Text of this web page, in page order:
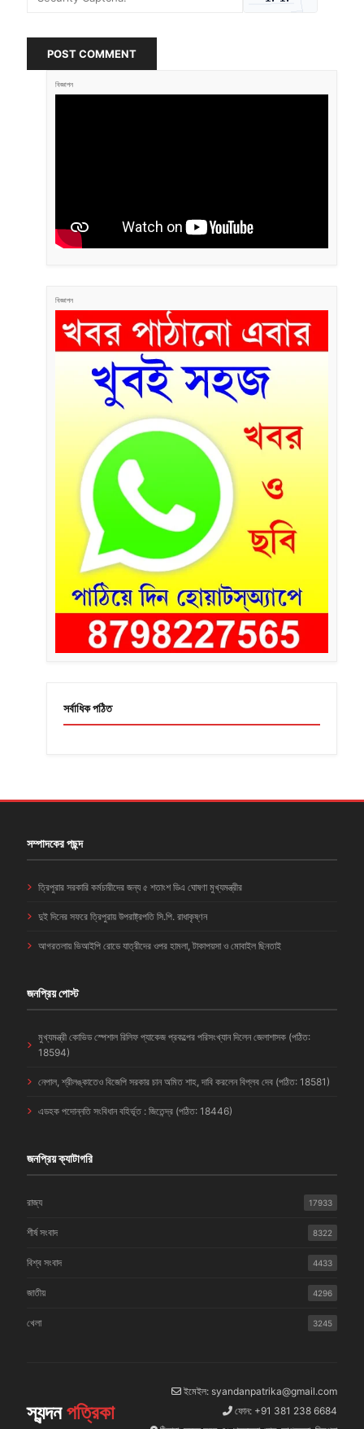
POST COMMENT
বিজ্ঞাপন
বিজ্ঞাপন
সর্বাধিক পঠিত
সম্পাদকের পছন্দ
ত্রিপুরার সরকারি কর্মচারীদের জন্য ৫ শতাংশ ডিএ ঘোষণা মুখ্যমন্ত্রীর
দুই দিনের সফরে ত্রিপুরায় উপরাষ্ট্রপতি সি.পি. রাধাকৃষ্ণন
আগরতলায় ভিআইপি রোডে যাত্রীদের ওপর হামলা, টাকাপয়সা ও মোবাইল ছিনতাই
জনপ্রিয় পোস্ট
মুখ্যমন্ত্রী কোভিড স্পেশাল রিলিফ প্যাকেজ প্রকল্পের পরিসংখ্যান দিলেন জেলাশাসক (পঠিত:
18594)
নেপাল, শ্রীলঙ্কাতেও বিজেপি সরকার চান অমিত শাহ, দাবি করলেন বিপ্লব দেব (পঠিত: 18581)
এডহক পদোন্নতি সংবিধান বহির্ভূত : জিতেন্দ্র (পঠিত: 18446)
জনপ্রিয় ক্যাটাগরি
রাজ্য 17933
শীর্ষ সংবাদ 8322
বিশ্ব সংবাদ 4433
জাতীয় 4296
খেলা 3245
স্যন্দনপত্রিকা
ইমেইল: syandanpatrika@gmail.com
ফোন: +91 381 238 6684